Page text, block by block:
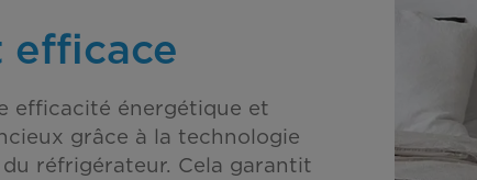
efficace
efficacité énergétique et
grâce à la technologie
réfrigérateur. Cela garantit